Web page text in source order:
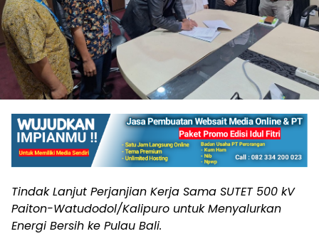
Tindak Lanjut Perjanjian Kerja Sama SUTET 500 kV
Paiton-Watudodol/Kalipuro untuk Menyalurkan
Energi Bersih ke Pulau Bali.